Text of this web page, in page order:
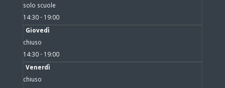
solo scuole
14:30 - 19:00
Giovedì
chiuso
14:30 - 19:00
Venerdì
chiuso